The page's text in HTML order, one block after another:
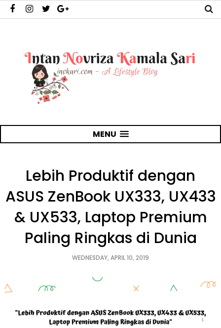
MENU
Lebih Produktif dengan
ASUS ZenBook UX333, UX433
& UX533, Laptop Premium
Paling Ringkas di Dunia
WEDNESDAY, APRIL 10, 2019